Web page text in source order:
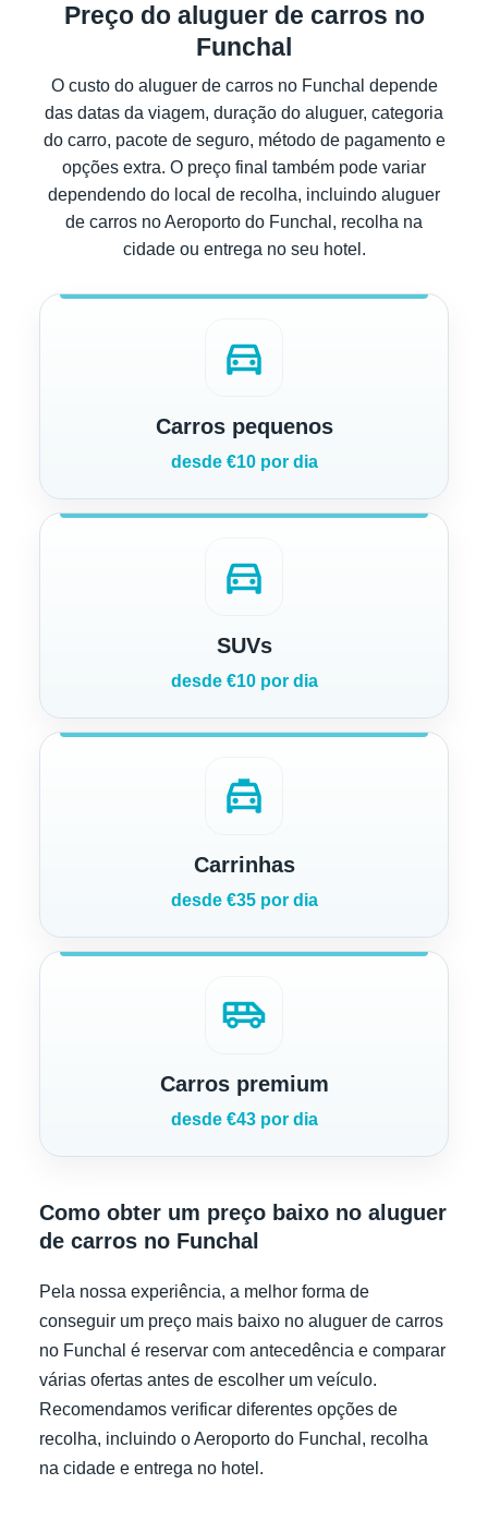
Preço do aluguer de carros no
Funchal
O custo do aluguer de carros no Funchal depende
das datas da viagem, duração do aluguer, categoria
do carro, pacote de seguro, método de pagamento e
opções extra. O preço final também pode variar
dependendo do local de recolha, incluindo aluguer
de carros no Aeroporto do Funchal, recolha na
cidade ou entrega no seu hotel.
directions_car
Carros pequenos
desde €10 por dia
directions_car
SUVs
desde €10 por dia
local_taxi
Carrinhas
desde €35 por dia
airport_shuttle
Carros premium
desde €43 por dia
Como obter um preço baixo no aluguer
de carros no Funchal
Pela nossa experiência, a melhor forma de
conseguir um preço mais baixo no aluguer de carros
no Funchal é reservar com antecedência e comparar
várias ofertas antes de escolher um veículo.
Recomendamos verificar diferentes opções de
recolha, incluindo o Aeroporto do Funchal, recolha
na cidade e entrega no hotel.